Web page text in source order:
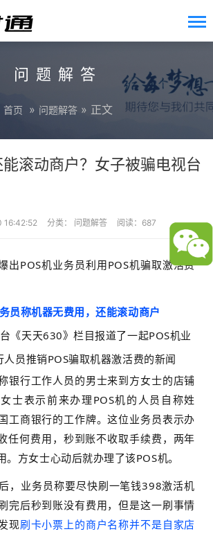
问题解答
首页 » 问题解答 » 正文
滚动商户？女子被骗电视台
16:42:52 分类： 问题解答 阅读：687
出POS机业务员利用POS机骗取激活费
员称机器无费用，还能滚动商户
《天天630》栏目报道了一起POS机业
人员推销POS骗取机器激活费的新闻
银行工作人员的男士来到方女士的店铺
士表示前来办理POS机的人员自称姓
工商银行的工作牌。这位业务员表示办
任何费用，秒到账不收取手续费，两年
。方女士心动后就办理了该POS机。
，业务员称要尽快刷一笔钱398激活机
完后秒到账没有费用，但是这一刷事情
现刷卡小票上的商户名称并不是自家店